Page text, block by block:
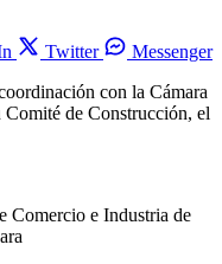
Twitter
Messenger
con la Cámara
de Construcción, el
Comercio e Industria de